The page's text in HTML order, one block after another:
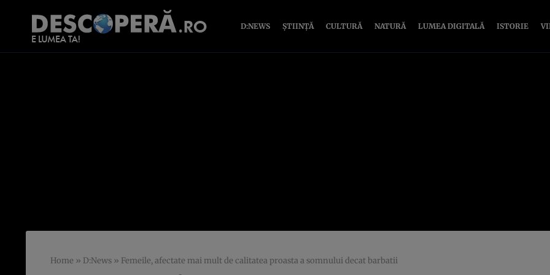
D:NEWS ȘTIINȚĂ CULTURĂ NATURĂ LUMEA DIGITALĂ ISTORIE
Home » D:News » Femeile, afectate mai mult de calitatea proasta a somnului decat barbatii